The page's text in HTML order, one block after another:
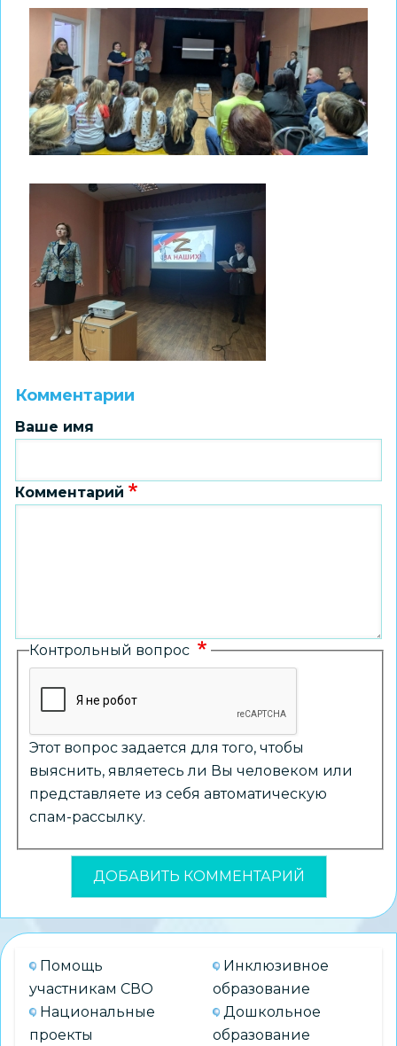
Комментарии
Ваше имя
Комментарий
Контрольный вопрос
Этот вопрос задается для того, чтобы
выяснить, являетесь ли Вы человеком или
представляете из себя автоматическую
спам-рассылку.
Помощь
участникам СВО
Национальные
проекты
Инклюзивное
образование
Дошкольное
образование